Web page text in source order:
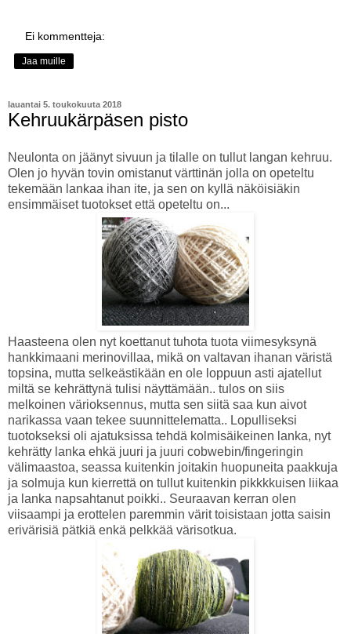
Ei kommentteja:
Jaa muille
lauantai 5. toukokuuta 2018
Kehruukärpäsen pisto
Neulonta on jäänyt sivuun ja tilalle on tullut langan kehruu.
Olen jo hyvän tovin omistanut värttinän jolla on opeteltu
tekemään lankaa ihan ite, ja sen on kyllä näköisiäkin
ensimmäiset tuotokset että opeteltu on...
Haasteena olen nyt koettanut tuhota tuota viimesyksynä
hankkimaani merinovillaa, mikä on valtavan ihanan väristä
topsina, mutta selkeästikään en ole loppuun asti ajatellut
miltä se kehrättynä tulisi näyttämään.. tulos on siis
melkoinen värioksennus, mutta sen siitä saa kun aivot
narikassa vaan tekee suunnittelematta.. Lopulliseksi
tuotokseksi oli ajatuksissa tehdä kolmisäikeinen lanka, nyt
kehrätty lanka ehkä juuri ja juuri cobwebin/fingeringin
välimaastoa, seassa kuitenkin joitakin huopuneita paakkuja
ja solmuja kun kierrettä on tullut kuitenkin pikkkkuisen liikaa
ja lanka napsahtanut poikki.. Seuraavan kerran olen
viisaampi ja erottelen paremmin värittoisistaan jotta saisin
erivärisiä pätkiä enkä pelkkää värisotkua.